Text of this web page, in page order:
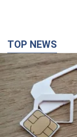
TOP NEWS